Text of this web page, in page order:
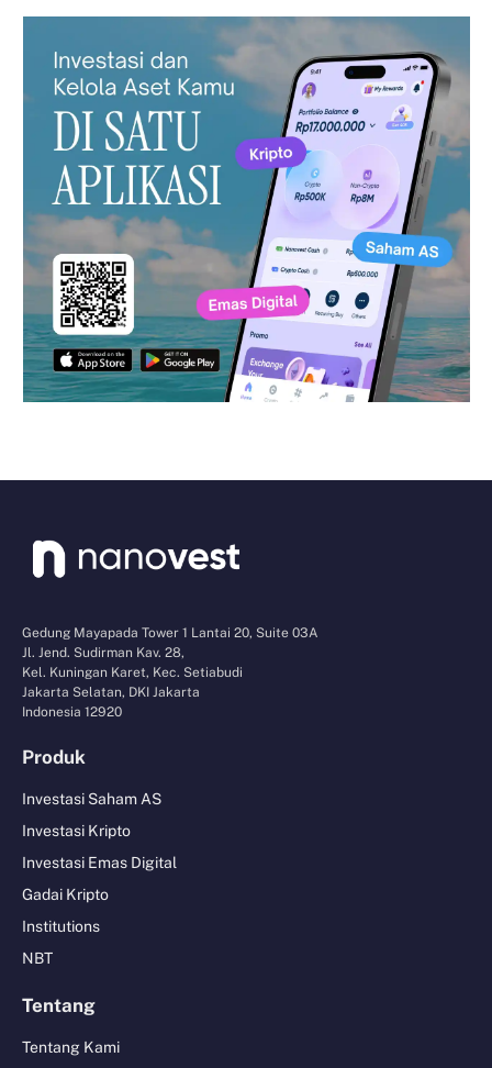
Gedung Mayapada Tower 1 Lantai 20, Suite 03A
Jl. Jend. Sudirman Kav. 28,
Kel. Kuningan Karet, Kec. Setiabudi
Jakarta Selatan, DKI Jakarta
Indonesia 12920
Produk
Investasi Saham AS
Investasi Kripto
Investasi Emas Digital
Gadai Kripto
Institutions
NBT
Tentang
Tentang Kami